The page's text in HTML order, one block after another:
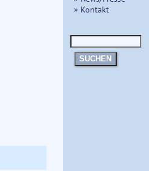
» Kontakt
SUCHEN